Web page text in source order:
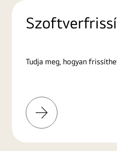
Tudja meg, hogyan
További
információk